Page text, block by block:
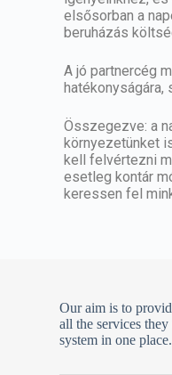
elsősorban a
beruházás
A jó partnercég
hatékonyságára,
Összegezve: a
környezetünket
kell felvértezni
esetleg kontár
keressen fel
Our aim is to
all the services
system in one place.